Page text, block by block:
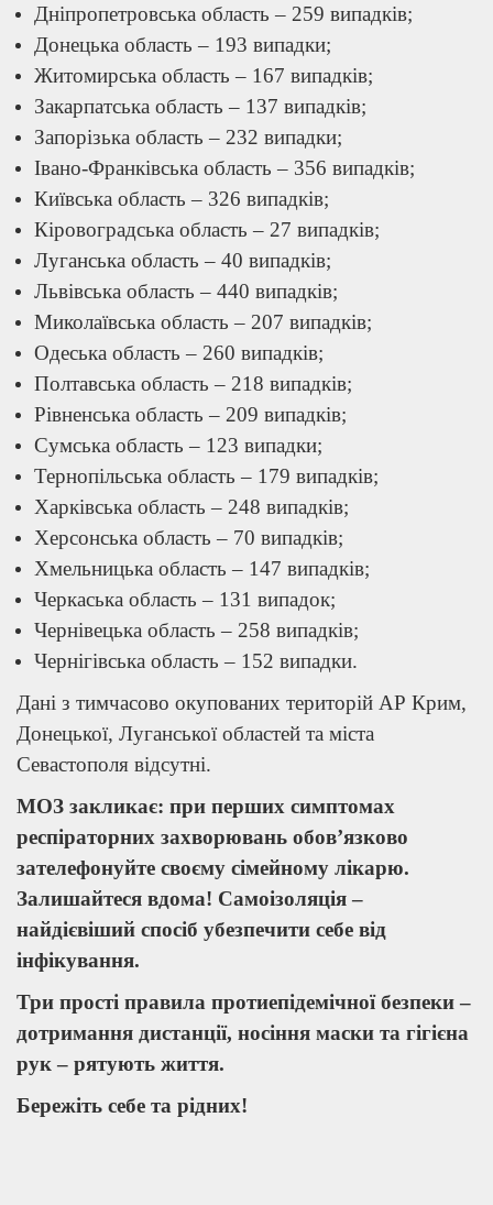
Дніпропетровська область – 259 випадків;
Донецька область – 193 випадки;
Житомирська область – 167 випадків;
Закарпатська область – 137 випадків;
Запорізька область – 232 випадки;
Івано-Франківська область – 356 випадків;
Київська область – 326 випадків;
Кіровоградська область – 27 випадків;
Луганська область – 40 випадків;
Львівська область – 440 випадків;
Миколаївська область – 207 випадків;
Одеська область – 260 випадків;
Полтавська область – 218 випадків;
Рівненська область – 209 випадків;
Сумська область – 123 випадки;
Тернопільська область – 179 випадків;
Харківська область – 248 випадків;
Херсонська область – 70 випадків;
Хмельницька область – 147 випадків;
Черкаська область – 131 випадок;
Чернівецька область – 258 випадків;
Чернігівська область – 152 випадки.
Дані з тимчасово окупованих територій АР Крим,
Донецької, Луганської областей та міста
Севастополя відсутні.
МОЗ закликає: при перших симптомах
респіраторних захворювань обов’язково
зателефонуйте своєму сімейному лікарю.
Залишайтеся вдома! Самоізоляція –
найдієвіший спосіб убезпечити себе від
інфікування.
Три прості правила протиепідемічної безпеки –
дотримання дистанції, носіння маски та гігієна
рук – рятують життя.
Бережіть себе та рідних!